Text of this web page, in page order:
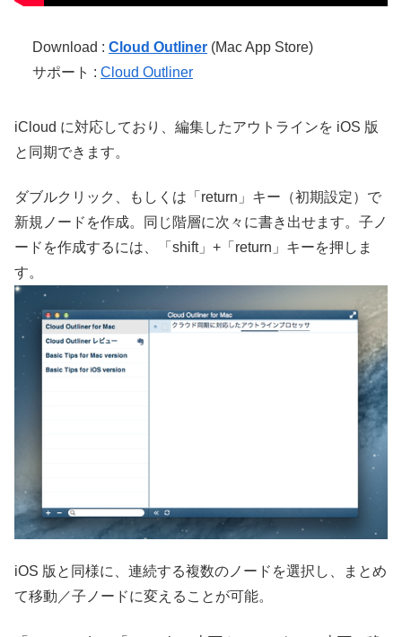
Download : Cloud Outliner (Mac App Store)
サポート : Cloud Outliner
iCloud に対応しており、編集したアウトラインを iOS 版
と同期できます。
ダブルクリック、もしくは「return」キー（初期設定）で
新規ノードを作成。同じ階層に次々に書き出せます。子ノ
ードを作成するには、「shift」+「return」キーを押しま
す。
iOS 版と同様に、連続する複数のノードを選択し、まとめ
て移動／子ノードに変えることが可能。